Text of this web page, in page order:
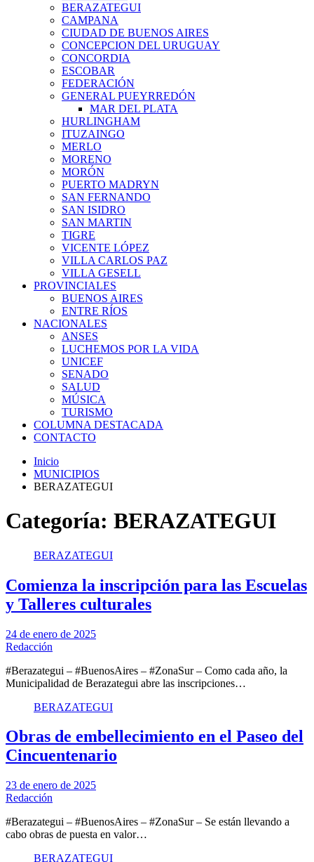
BERAZATEGUI
CAMPANA
CIUDAD DE BUENOS AIRES
CONCEPCION DEL URUGUAY
CONCORDIA
ESCOBAR
FEDERACIÓN
GENERAL PUEYRREDÓN
MAR DEL PLATA
HURLINGHAM
ITUZAINGO
MERLO
MORENO
MORÓN
PUERTO MADRYN
SAN FERNANDO
SAN ISIDRO
SAN MARTIN
TIGRE
VICENTE LÓPEZ
VILLA CARLOS PAZ
VILLA GESELL
PROVINCIALES
BUENOS AIRES
ENTRE RÍOS
NACIONALES
ANSES
LUCHEMOS POR LA VIDA
UNICEF
SENADO
SALUD
MÚSICA
TURISMO
COLUMNA DESTACADA
CONTACTO
Inicio
MUNICIPIOS
BERAZATEGUI
Categoría: BERAZATEGUI
BERAZATEGUI
Comienza la inscripción para las Escuelas
y Talleres culturales
24 de enero de 2025
Redacción
#Berazategui – #BuenosAires – #ZonaSur – Como cada año, la
Municipalidad de Berazategui abre las inscripciones…
BERAZATEGUI
Obras de embellecimiento en el Paseo del
Cincuentenario
23 de enero de 2025
Redacción
#Berazategui – #BuenosAires – #ZonaSur – Se están llevando a
cabo obras de puesta en valor…
BERAZATEGUI